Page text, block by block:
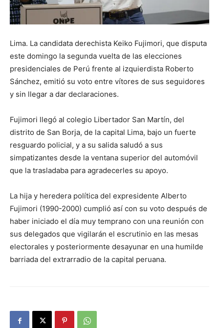
Lima. La candidata derechista Keiko Fujimori, que disputa
este domingo la segunda vuelta de las elecciones
presidenciales de Perú frente al izquierdista Roberto
Sánchez, emitió su voto entre vítores de sus seguidores
y sin llegar a dar declaraciones.
Fujimori llegó al colegio Libertador San Martín, del
distrito de San Borja, de la capital Lima, bajo un fuerte
resguardo policial, y a su salida saludó a sus
simpatizantes desde la ventana superior del automóvil
que la trasladaba para agradecerles su apoyo.
La hija y heredera política del expresidente Alberto
Fujimori (1990-2000) cumplió así con su voto después de
haber iniciado el día muy temprano con una reunión con
sus delegados que vigilarán el escrutinio en las mesas
electorales y posteriormente desayunar en una humilde
barriada del extrarradio de la capital peruana.